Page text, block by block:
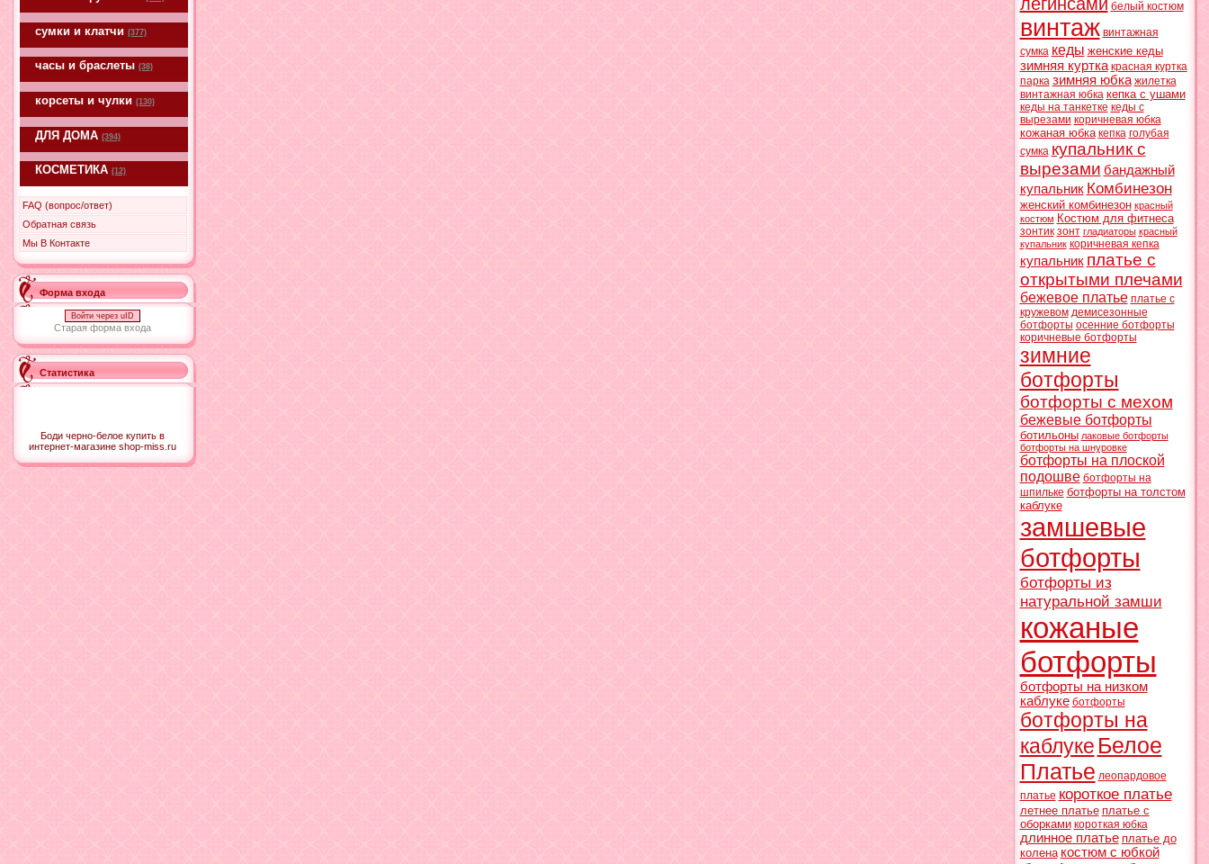
сумки и клатчи(377)
часы и браслеты(38)
корсеты и чулки(130)
ДЛЯ ДОМА(394)
КОСМЕТИКА(12)
FAQ (вопрос/ответ)
Обратная связь
Мы В Контакте
Форма входа
Войти через uID
Старая форма входа
Статистика
Боди черно-белое купить в
интернет-магазине shop-miss.ru
белый костюм
винтаж винтажная
сумка кеды женские кеды
зимняя куртка красная куртка
парка зимняя юбка жилетка
винтажная юбка кепка с ушами
кеды на танкетке кеды с
вырезами коричневая юбка
кожаная юбка кепка голубая
сумка купальник с
вырезами бандажный
купальник Комбинезон
женский комбинезон красный
костюм Костюм для фитнеса
зонтик зонт гладиаторы красный
купальник коричневая кепка
купальник платье с
открытыми плечами
бежевое платье платье с
кружевом демисезонные
ботфорты осенние ботфорты
коричневые ботфорты
зимние
ботфорты
ботфорты с мехом
бежевые ботфорты
ботильоны лаковые ботфорты
ботфорты на шнуровке
ботфорты на плоской
подошве ботфорты на
шпильке ботфорты на толстом
каблуке
замшевые
ботфорты
ботфорты из
натуральной замши
кожаные
ботфорты
ботфорты на низком
каблуке ботфорты
ботфорты на
каблуке Белое
Платье леопардовое
платье короткое платье
летнее платье платье с
оборками короткая юбка
длинное платье платье до
колена костюм с юбкой